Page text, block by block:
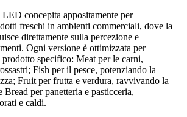
concepita appositamente per
freschi in ambienti commerciali, dove la
direttamente sulla percezione e
Ogni versione è ottimizzata per
specifico: Meat per le carni,
Fish per il pesce, potenziando la
Fruit per frutta e verdura, ravvivando la
per panetteria e pasticceria,
e caldi.